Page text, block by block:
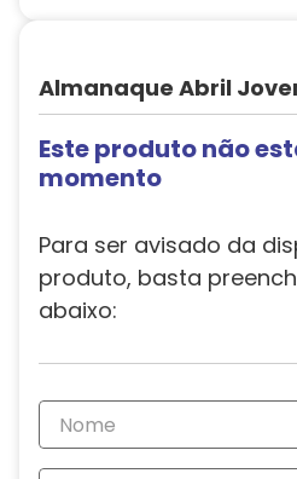
Almanaque Abril
Este produto não
momento
Para ser avisado da
produto, basta
abaixo: